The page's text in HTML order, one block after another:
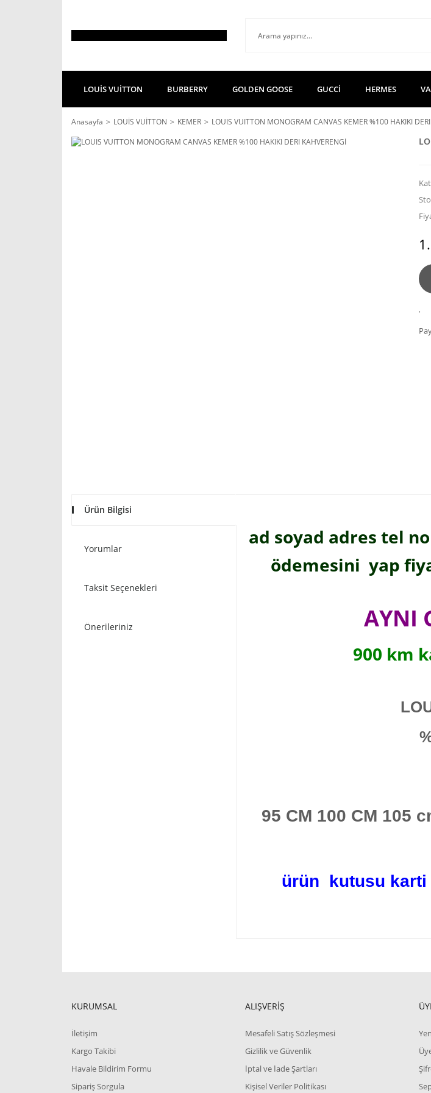
LOUİS VUİTTON BURBERRY GOLDEN GOOSE GUCCİ HERMES
Anasayfa LOUİS VUİTTON KEMER LOUIS VUITTON MONOGRAM CANVAS KEMER %100 HAKIKI
Ürün Bilgisi
Yorumlar
Taksit Seçenekleri
Önerileriniz
ad soyad adres tel
ödemesini yap
AYNI
900 km
95 CM 100 CM 105
ürün kutusu karti
KURUMSAL
İletişim
Kargo Takibi
Havale Bildirim Formu
Sipariş Sorgula
ALIŞVERİŞ
Mesafeli Satış Sözleşmesi
Gizlilik ve Güvenlik
İptal ve İade Şartları
Kişisel Veriler Politikası